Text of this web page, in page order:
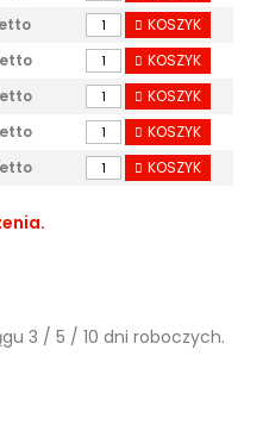
KOSZYK
KOSZYK
KOSZYK
KOSZYK
KOSZYK
3 / 5 / 10 dni roboczych.